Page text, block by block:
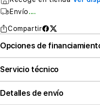
Envío....
Compartir
Opciones de
Servicio técnico
Detalles de envío